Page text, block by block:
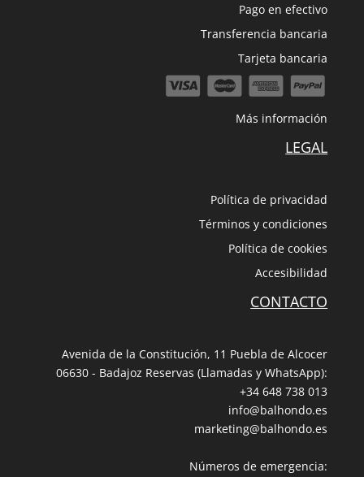
Pago en efectivo
Transferencia bancaria
Tarjeta bancaria
Más información
LEGAL
Política de privacidad
Términos y condiciones
Política de cookies
Accesibilidad
CONTACTO
Avenida de la Constitución, 11 Puebla de Alcocer
06630 - Badajoz Reservas (Llamadas y WhatsApp):
+34 648 738 013
info@balhondo.es
marketing@balhondo.es
Números de emergencia: